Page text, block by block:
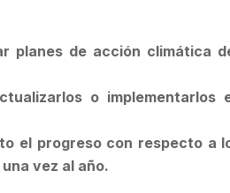
planes de acción climática
o
el progreso con respecto a
vez al año.